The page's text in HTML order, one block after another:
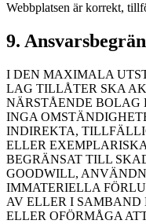
Webbplatsen är korrekt,
9.
I DEN MAXIMALA
LAG TILLÅTER SKA
NÄRSTÅENDE BOLAG
INGA
INDIREKTA,
ELLER
BEGRÄNSAT TILL
GOODWILL,
IMMATERIELLA
AV ELLER I
ELLER OFÖRMÅGA